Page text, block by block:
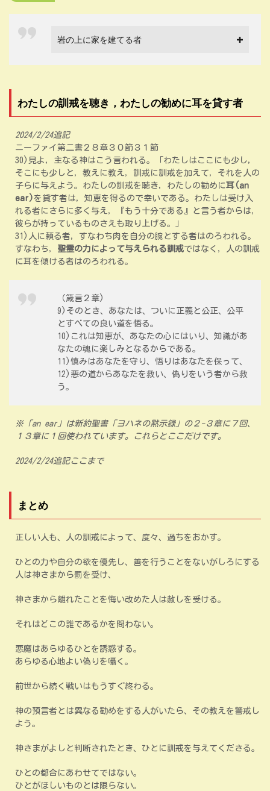
岩の上に家を建てる者
わたしの訓戒を聴き，わたしの勧めに耳を貸す者
2024/2/24追記
ニーファイ第二書２８章３０節３１節
30)見よ，主なる神はこう言われる。「わたしはここにも少し，
そこにも少しと，教えに教え，訓戒に訓戒を加えて，それを人の
子らに与えよう。わたしの訓戒を聴き，わたしの勧めに耳(an
ear) を貸す者は，知恵を得るので幸いである。わたしは受け入
れる者にさらに多く与え，『もう十分である』と言う者からは，
彼らが持っているものさえも取り上げる。」
31)人に頼る者，すなわち肉を自分の腕とする者はのろわれる。
すなわち， 聖霊の力によって与えられる訓戒ではなく，人の訓戒
に耳を傾ける者はのろわれる。
（箴言２章)
9)そのとき、あなたは、ついに正義と公正、公平
とすべての良い道を悟る。
10)これは知恵が、あなたの心にはいり、知識があ
なたの魂に楽しみとなるからである。
11)慎みはあなたを守り、悟りはあなたを保って、
12)悪の道からあなたを救い、偽りをいう者から救
う。
※「an ear」は新約聖書「ヨハネの黙示録」の２-３章に７回、
１３章に１回使われています。これらとここだけです。
2024/2/24追記ここまで
まとめ
正しい人も、人の訓戒によって、度々、過ちをおかす。
ひとの力や自分の欲を優先し、善を行うことをないがしろにする
人は神さまから罰を受け、
神さまから離れたことを悔い改めた人は赦しを受ける。
それはどこの誰であるかを問わない。
悪魔はあらゆるひとを誘惑する。
あらゆる心地よい偽りを囁く。
前世から続く戦いはもうすぐ終わる。
神の預言者とは異なる勧めをする人がいたら、その教えを警戒し
よう。
神さまがよしと判断されたとき、ひとに訓戒を与えてくださる。
ひとの都合にあわせてではない。
ひとがほしいものとは限らない。